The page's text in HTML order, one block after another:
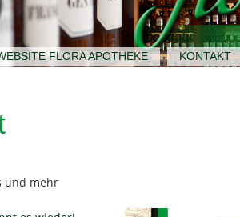
FLORA APOTHEKE KONTAKT
und mehr